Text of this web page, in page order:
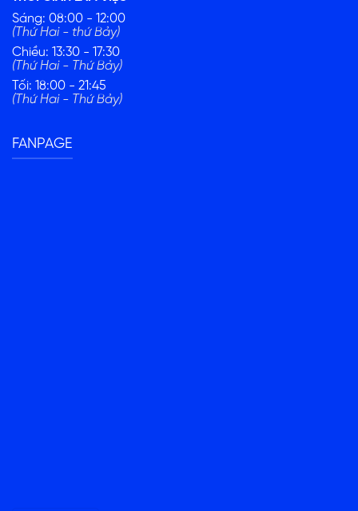
Sáng: 08:00 - 12:00
(Thứ Hai - thứ Bảy)
Chiều: 13:30 - 17:30
(Thứ Hai - Thứ Bảy)
Tối: 18:00 - 21:45
(Thứ Hai - Thứ Bảy)
FANPAGE